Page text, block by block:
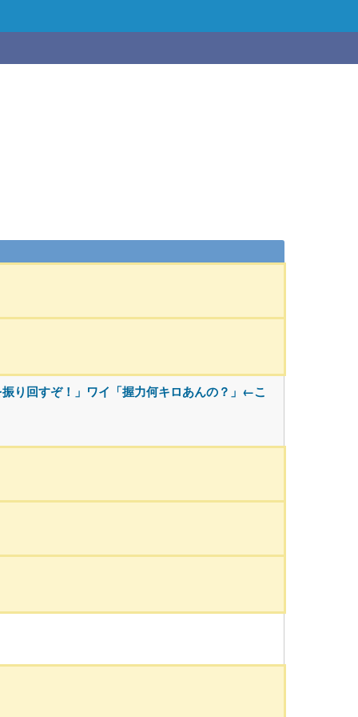
り回すぞ！」ワイ「握力何キロあんの？」←こ